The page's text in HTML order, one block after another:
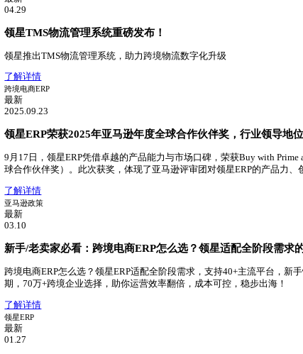
English
登 录
免费试用
最新
2025.06.13
2025跨境SaaS行业报告：领星ERP市场占有率第
领星ERP持续领跑跨境电商ERP市场，在跨境电商ERP中
了解详情
领星ERP
最新
04.29
领星推出TMS物流管理系统，助力跨境物流数字化升级
了解详情
跨境电商ERP
最新